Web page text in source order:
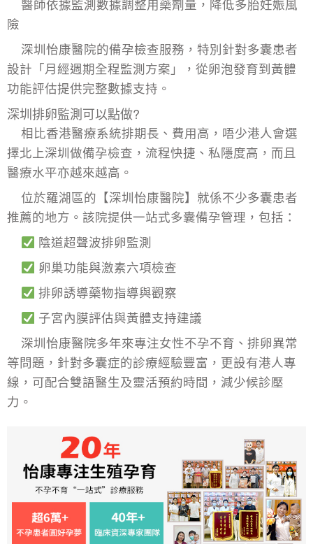
醫師依據監測數據調整用藥劑量，降低多胎妊娠風
險
深圳怡康醫院的備孕檢查服務，特別針對多囊患者
設計「月經週期全程監測方案」，從卵泡發育到黃體
功能評估提供完整數據支持。
深圳排卵監測可以點做?
相比香港醫療系統排期長、費用高，唔少港人會選
擇北上深圳做備孕檢查，流程快捷、私隱度高，而且
醫療水平亦越來越高。
位於羅湖區的【深圳怡康醫院】就係不少多囊患者
推薦的地方。該院提供一站式多囊備孕管理，包括：
陰道超聲波排卵監測
卵巢功能與激素六項檢查
排卵誘導藥物指導與觀察
子宮內膜評估與黃體支持建議
深圳怡康醫院多年來專注女性不孕不育、排卵異常
等問題，針對多囊症的診療經驗豐富，更設有港人專
線，可配合雙語醫生及靈活預約時間，減少候診壓
力。